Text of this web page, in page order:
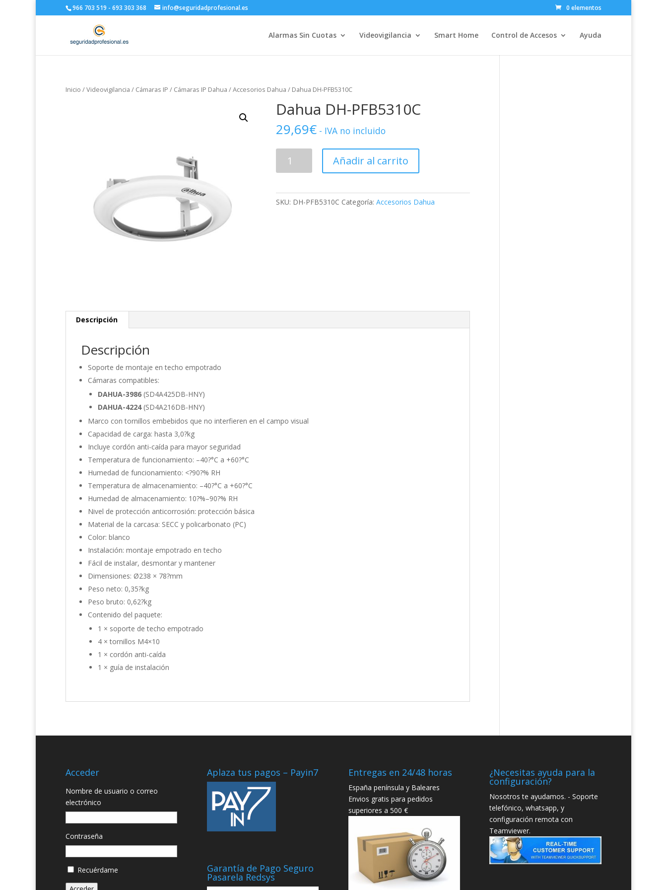
966 703 519 - 693 303 368 info@seguridadprofesional.es 0 elementos
Alarmas Sin Cuotas Videovigilancia Smart Home Control de Accesos Ayuda
Inicio /Videovigilancia / Cámaras IP / Cámaras IP Dahua /Accesorios Dahua / Dahua DH-PFB5310C
Dahua DH-PFB5310C
29,69€ - IVA no incluido
Añadir al carrito
SKU: DH-PFB5310C Categoría:Accesorios Dahua
Descripción
Descripción
Soporte de montaje en techo empotrado
Cámaras compatibles:
DAHUA-3986 (SD4A425DB-HNY)
DAHUA-4224(SD4A216DB-HNY)
Marco con tornillos embebidos que no interfieren en el campo visual
Capacidad de carga: hasta 3,0?kg
Incluye cordón anti-caída para mayor seguridad
Temperatura de funcionamiento: –40?°C a +60?°C
Humedad de funcionamiento: <?90?% RH
Temperatura de almacenamiento: –40?°C a +60?°C
Humedad de almacenamiento: 10?%–90?% RH
Nivel de protección anticorrosión: protección básica
Material de la carcasa: SECC y policarbonato (PC)
Color: blanco
Instalación: montaje empotrado en techo
Fácil de instalar, desmontar y mantener
Dimensiones: Ø238 × 78?mm
Peso neto: 0,35?kg
Peso bruto: 0,62?kg
Contenido del paquete:
1 × soporte de techo empotrado
4 × tornillos M4×10
1 × cordón anti-caída
1 × guía de instalación
Acceder
Nombre de usuario o correo
electrónico
Contraseña
Recuérdame
Aplaza tus pagos – Payin7
Garantía de Pago Seguro
Pasarela Redsys
Entregas en 24/48 horas
España península y Baleares
Envios gratis para pedidos
superiores a 500 €
¿Necesitas ayuda para la
configuración?
Nosotros te ayudamos. - Soporte
telefónico, whatsapp, y
configuración remota con
Teamviewer.